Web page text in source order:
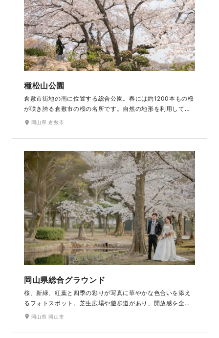
種松山公園
倉敷市街地の南に位置する総合公園。春には約1200本もの桜
が咲き誇る倉敷市の桜の名所です。自然の地形を利用して開
設され、山の斜面一面に桜が咲き誇る景色は息をのむような
の花々が写真を彩る自然美溢れる撮影スポットです。
岡山県 倉敷市
岡山県総合グラウンド
桜、新緑、紅葉と四季の彩りが写真に華やかな色合いを添え
るフォトスポット。芝生広場や遊歩道があり、開放感を全身
で感じながら自然あふれるロケーションを楽しめます。秋に
大な敷地を利用した自由度の高い撮影が叶います。
岡山県 岡山市